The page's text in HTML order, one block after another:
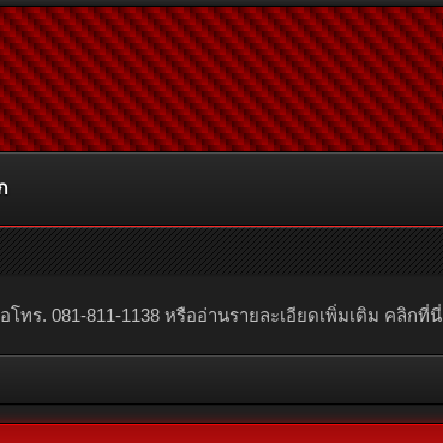
โทร. 081-811-1138 หรืออ่านรายละเอียดเพิ่มเติม คลิกที่นี่